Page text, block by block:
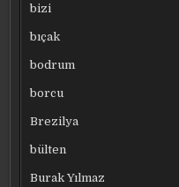
bizi
bıçak
bodrum
borcu
Brezilya
bülten
Burak Yılmaz